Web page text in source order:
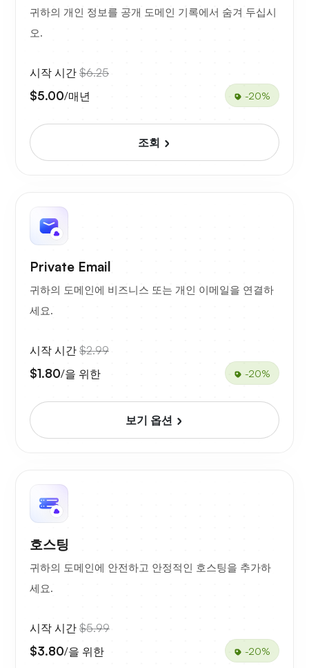
귀하의 개인 정보를 공개 도메인 기록에서 숨겨 두십시
오.
시작 시간 $6.25
$5.00/매년 -20%
조회
Private Email
귀하의 도메인에 비즈니스 또는 개인 이메일을 연결하
세요.
시작 시간 $2.99
$1.80/을 위한 -20%
보기 옵션
호스팅
귀하의 도메인에 안전하고 안정적인 호스팅을 추가하
세요.
시작 시간 $5.99
$3.80/을 위한 -20%